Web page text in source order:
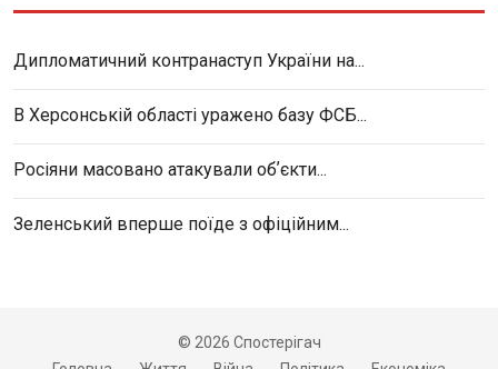
Дипломатичний контранаступ України на...
В Херсонській області уражено базу ФСБ...
Росіяни масовано атакували обʼєкти...
Зеленський вперше поїде з офіційним...
© 2026 Спостерігач